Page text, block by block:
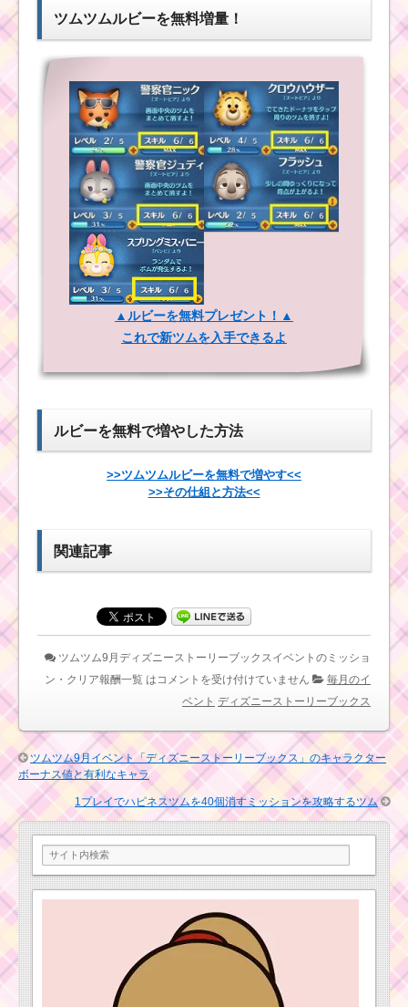
ンボするミッションを
攻略する
ツムツム2月イベン
ト！ディズニーミュー
ジックブックスおまけ
のミッション内容と攻
略
ムで20チェーンするミ
ッションを攻略する
でマジカルボムを40個
かぼちゃが出るスキ
ルで1プレイでツムを
510個消すミッション
を攻略するツム
カーブック2枚目のミッ
と野獣スコアチ
ャレンジの報酬
スターウォーズイベ
ントパート2はサポート
バトルでさらにアイテ
ムゲット
アイベントのクリア報
酬・プレイ回数・スペ
シャル画像
黄色い手のツム
でタイムボムを
10個消すミッシ
ョンを攻略する
ツムツムルビーを無料増量！
▲ルビーを無料プレゼント！▲
これで新ツムを入手できるよ
ルビーを無料で増やした方法
>>ツムツムルビーを無料で増やす<<
>>その仕組と方法<<
関連記事
ツムツム9月ディズニーストーリーブックスイベントのミッショ
ン・クリア報酬一覧 は コメントを受け付けていません
毎月のイ
ベント ディズニーストーリーブックス
ツムツム9月イベント「ディズニーストーリーブックス」のキャラクター
ボーナス値と有利なキャラ
1プレイでハピネスツムを40個消すミッションを攻略するツム